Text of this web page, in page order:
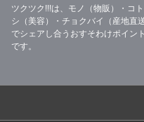
ツクツク!!!は、モノ（物販）・コ
シ（美容）・チョクバイ（産地直
でシェアし合うおすそわけポイン
です。